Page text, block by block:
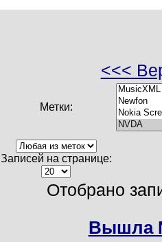
<<<
Метки:
Записей на странице:
Отобрано
Вышла